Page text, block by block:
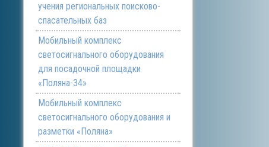
учения региональных поисково-
спасательных баз
Мобильный комплекс
светосигнального оборудования
для посадочной площадки
«Поляна-34»
Мобильный комплекс
светосигнального оборудования и
разметки «Поляна»